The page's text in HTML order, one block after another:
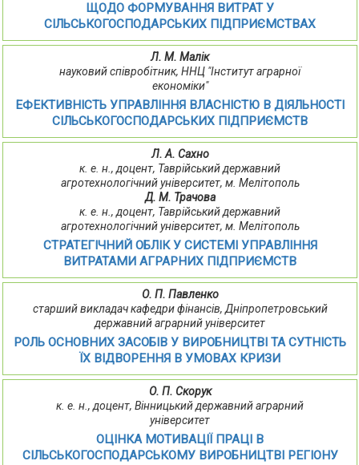
ЩОДО ФОРМУВАННЯ ВИТРАТ У
СІЛЬСЬКОГОСПОДАРСЬКИХ ПІДПРИЄМСТВАХ
Л. М. Малік
науковий співробітник, ННЦ "Інститут аграрної
економіки"
ЕФЕКТИВНІСТЬ УПРАВЛІННЯ ВЛАСНІСТЮ В ДІЯЛЬНОСТІ
СІЛЬСЬКОГОСПОДАРСЬКИХ ПІДПРИЄМСТВ
Л. А. Сахно
к. е. н., доцент, Таврійський державний
агротехнологічний університет, м. Мелітополь
Д. М. Трачова
к. е. н., доцент, Таврійський державний
агротехнологічний університет, м. Мелітополь
СТРАТЕГІЧНИЙ ОБЛІК У СИСТЕМІ УПРАВЛІННЯ
ВИТРАТАМИ АГРАРНИХ ПІДПРИЄМСТВ
О. П. Павленко
старший викладач кафедри фінансів, Дніпропетровський
державний аграрний університет
РОЛЬ ОСНОВНИХ ЗАСОБІВ У ВИРОБНИЦТВІ ТА СУТНІСТЬ
ЇХ ВІДВОРЕННЯ В УМОВАХ КРИЗИ
О. П. Скорук
к. е. н., доцент, Вінницький державний аграрний
університет
ОЦІНКА МОТИВАЦІЇ ПРАЦІ В
СІЛЬСЬКОГОСПОДАРСЬКОМУ ВИРОБНИЦТВІ РЕГІОНУ